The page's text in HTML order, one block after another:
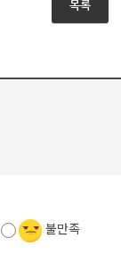
목록
불만족